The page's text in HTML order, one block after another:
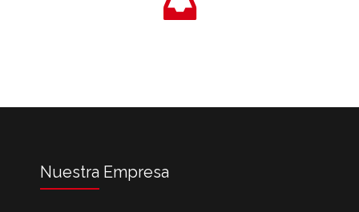
Nuestra Empresa